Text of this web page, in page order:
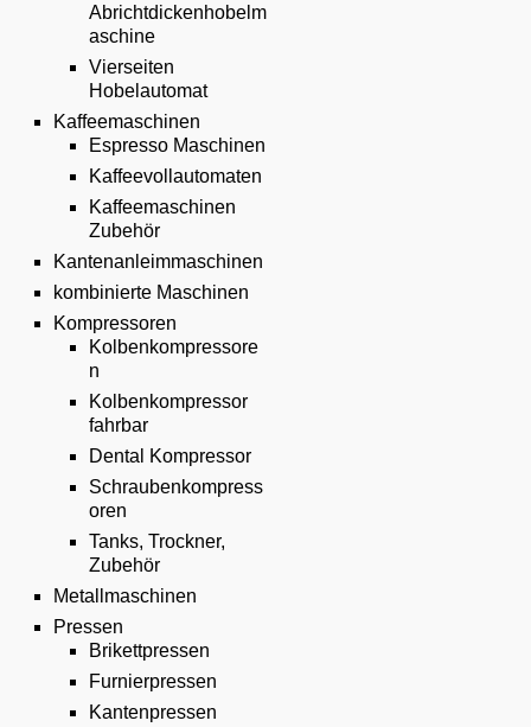
Abrichtdickenhobelm
aschine
Vierseiten
Hobelautomat
Kaffeemaschinen
Espresso Maschinen
Kaffeevollautomaten
Kaffeemaschinen
Zubehör
Kantenanleimmaschinen
kombinierte Maschinen
Kompressoren
Kolbenkompressore
n
Kolbenkompressor
fahrbar
Dental Kompressor
Schraubenkompress
oren
Tanks, Trockner,
Zubehör
Metallmaschinen
Pressen
Brikettpressen
Furnierpressen
Kantenpressen